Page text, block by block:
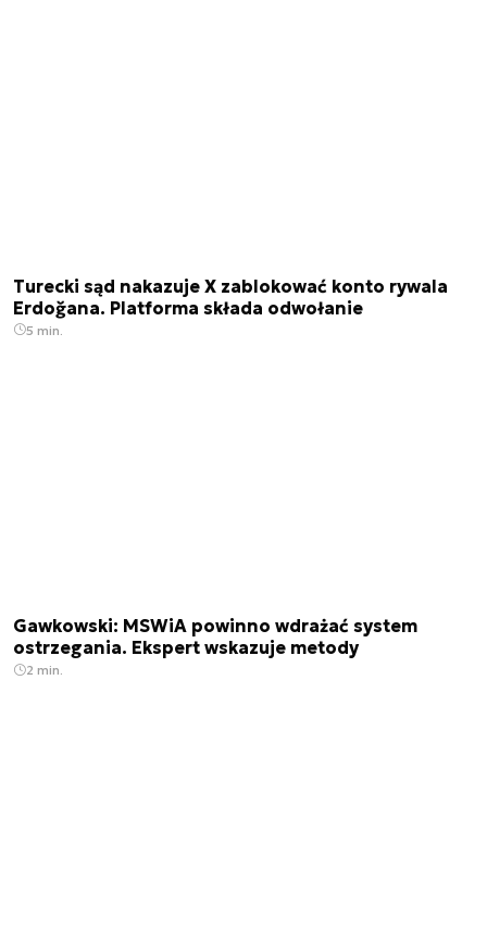
Turecki sąd nakazuje X zablokować konto rywala
Erdoğana. Platforma składa odwołanie
5 min.
Gawkowski: MSWiA powinno wdrażać system
ostrzegania. Ekspert wskazuje metody
2 min.